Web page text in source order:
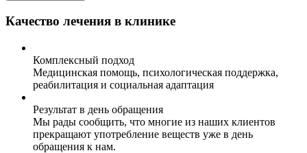
Качество лечения в клинике
Комплексный подход
Медицинская помощь, психологическая поддержка,
реабилитация и социальная адаптация
Результат в день обращения
Мы рады сообщить, что многие из наших клиентов
прекращают употребление веществ уже в день
обращения к нам.